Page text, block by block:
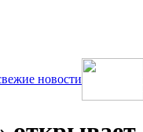
новости